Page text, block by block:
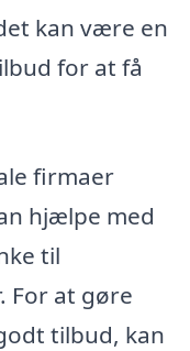
kan være en
for at få
firmaer
hjælpe med
til
For at gøre
tilbud, kan